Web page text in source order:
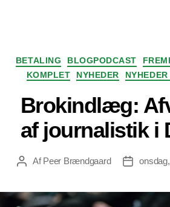
BETALING BLOGPODCAST
KOMPLET
NYHEDER
Brokindlæg:
af journalistik i
Indlægsforfatter
AfPeer Brændgaard